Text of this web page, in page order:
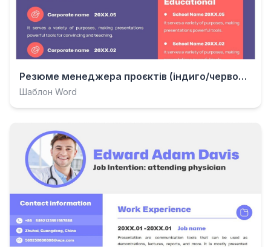
Резюме менеджера проєктів (індиго/червоний)
Шаблон Word